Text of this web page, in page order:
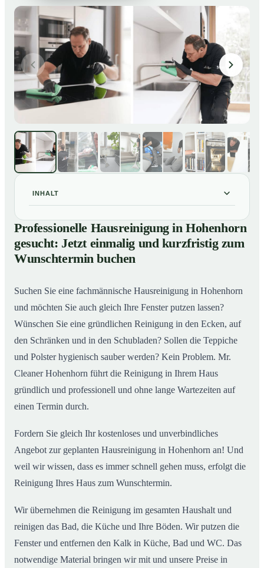
INHALT
01 Professionelle Hausreinigung in Hohenhorn gesucht:
Jetzt einmalig und kurzfristig zum Wunschtermin
buchen
02So läuft eine professionelle Hausreinigung in
Professionelle Hausreinigung in Hohenhorn
gesucht: Jetzt einmalig und kurzfristig zum
Wunschtermin buchen
Suchen Sie eine fachmännische Hausreinigung in Hohenhorn
und möchten Sie auch gleich Ihre Fenster putzen lassen?
Wünschen Sie eine gründlichen Reinigung in den Ecken, auf
den Schränken und in den Schubladen? Sollen die Teppiche
und Polster hygienisch sauber werden? Kein Problem. Mr.
Cleaner Hohenhorn führt die Reinigung in Ihrem Haus
gründlich und professionell und ohne lange Wartezeiten auf
einen Termin durch.
Fordern Sie gleich Ihr kostenloses und unverbindliches
Angebot zur geplanten Hausreinigung in Hohenhorn an! Und
weil wir wissen, dass es immer schnell gehen muss, erfolgt die
Reinigung Ihres Haus zum Wunschtermin.
Wir übernehmen die Reinigung im gesamten Haushalt und
reinigen das Bad, die Küche und Ihre Böden. Wir putzen die
Fenster und entfernen den Kalk in Küche, Bad und WC. Das
notwendige Material bringen wir mit und unsere Preise in